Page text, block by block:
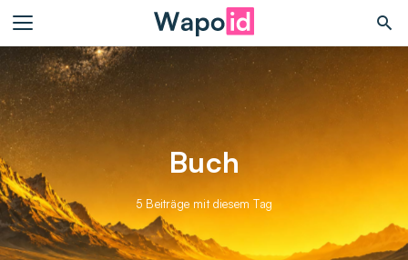
Buch
5 Beiträge mit diesem Tag